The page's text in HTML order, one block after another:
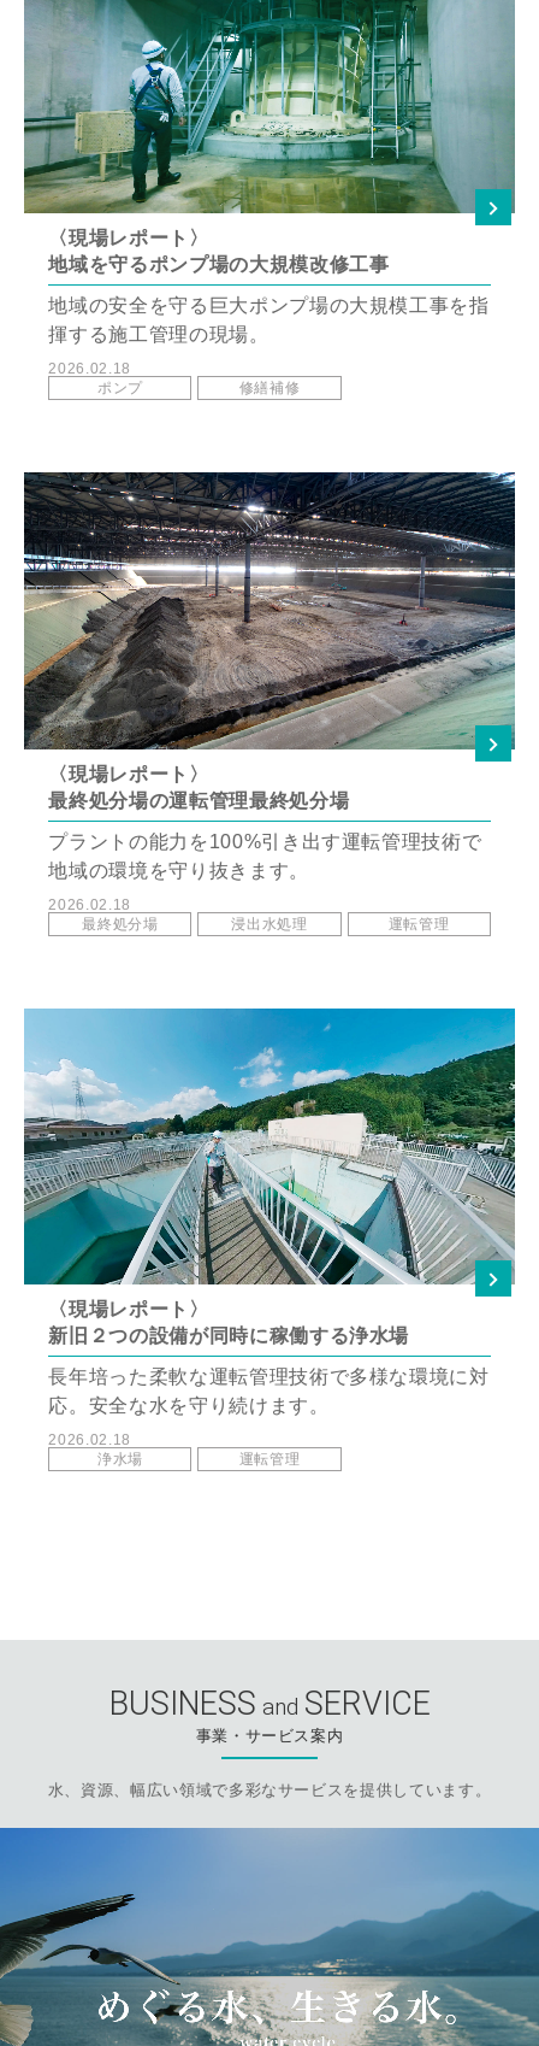
〈現場レポート〉
地域を守るポンプ場の大規模改修工事
地域の安全を守る巨大ポンプ場の大規模工事を指
揮する施工管理の現場。
2026.02.18
ポンプ
修繕補修
〈現場レポート〉
最終処分場の運転管理最終処分場
プラントの能力を100%引き出す運転管理技術で
地域の環境を守り抜きます。
2026.02.18
最終処分場
浸出水処理 運転管理
〈現場レポート〉
新旧２つの設備が同時に稼働する浄水場
長年培った柔軟な運転管理技術で多様な環境に対
応。安全な水を守り続けます。
2026.02.18
浄水場
運転管理
BUSINESS and SERVICE
事業・サービス案内
水、資源、幅広い領域で多彩なサービスを提供しています。